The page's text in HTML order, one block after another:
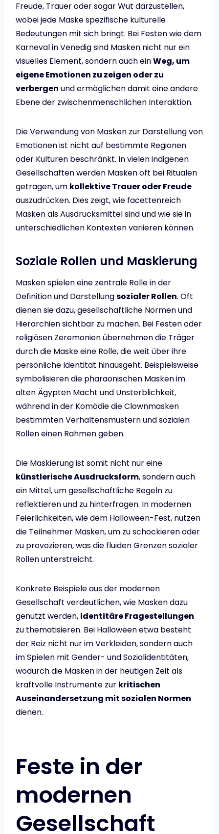
Freude, Trauer oder sogar Wut darzustellen,
wobei jede Maske spezifische kulturelle
Bedeutungen mit sich bringt. Bei Festen wie dem
Karneval in Venedig sind Masken nicht nur ein
visuelles Element, sondern auch einWeg, um
eigene Emotionen zu zeigen oder zu
verbergen und ermöglichen damit eine andere
Ebene der zwischenmenschlichen Interaktion.
Die Verwendung von Masken zur Darstellung von
Emotionen ist nicht auf bestimmte Regionen
oder Kulturen beschränkt. In vielen indigenen
Gesellschaften werden Masken oft bei Ritualen
getragen, um kollektive Trauer oder Freude
auszudrücken. Dies zeigt, wie facettenreich
Masken als Ausdrucksmittel sind und wie sie in
unterschiedlichen Kontexten variieren können.
Soziale Rollen und Maskierung
Masken spielen eine zentrale Rolle in der
Definition und Darstellungsozialer Rollen. Oft
dienen sie dazu, gesellschaftliche Normen und
Hierarchien sichtbar zu machen. Bei Festen oder
religiösen Zeremonien übernehmen die Träger
durch die Maske eine Rolle, die weit über ihre
persönliche Identität hinausgeht. Beispielsweise
symbolisieren die pharaonischen Masken im
alten Ägypten Macht und Unsterblichkeit,
während in der Komödie die Clownmasken
bestimmten Verhaltensmustern und sozialen
Rollen einen Rahmen geben.
Die Maskierung ist somit nicht nur eine
künstlerische Ausdrucksform, sondern auch
ein Mittel, um gesellschaftliche Regeln zu
reflektieren und zu hinterfragen. In modernen
Feierlichkeiten, wie dem Halloween-Fest, nutzen
die Teilnehmer Masken, um zu schockieren oder
zu provozieren, was die fluiden Grenzen sozialer
Rollen unterstreicht.
Konkrete Beispiele aus der modernen
Gesellschaft verdeutlichen, wie Masken dazu
genutzt werden, identitäre Fragestellungen
zu thematisieren. Bei Halloween etwa besteht
der Reiz nicht nur im Verkleiden, sondern auch
im Spielen mit Gender- und Sozialidentitäten,
wodurch die Masken in der heutigen Zeit als
kraftvolle Instrumente zur kritischen
Auseinandersetzung mit sozialen Normen
dienen.
Feste in der
modernen
Gesellschaft